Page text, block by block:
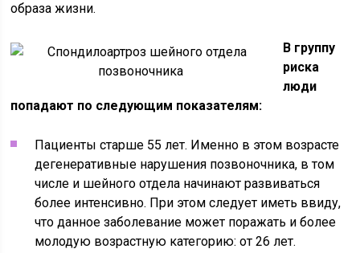
образа жизни.
В группу
риска
люди
попадают по следующим показателям:
Пациенты старше 55 лет. Именно в этом возрасте
дегенеративные нарушения позвоночника, в том
числе и шейного отдела начинают развиваться
более интенсивно. При этом следует иметь ввиду,
что данное заболевание может поражать и более
молодую возрастную категорию: от 26 лет.